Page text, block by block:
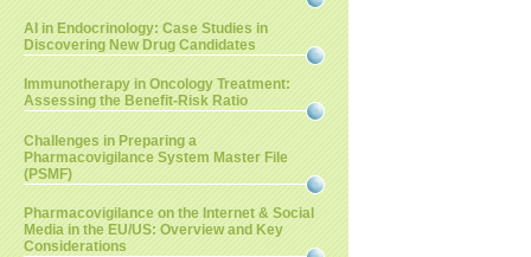
AI in Endocrinology: Case Studies in
Discovering New Drug Candidates
Immunotherapy in Oncology Treatment:
Assessing the Benefit-Risk Ratio
Challenges in Preparing a
Pharmacovigilance System Master File
(PSMF)
Pharmacovigilance on the Internet & Social
Media in the EU/US: Overview and Key
Considerations